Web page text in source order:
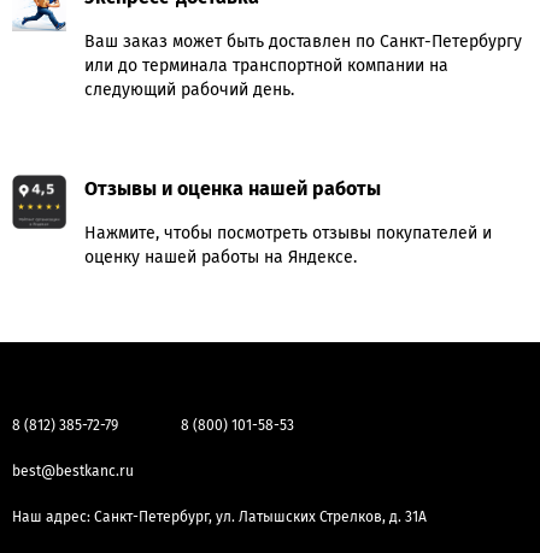
Ваш заказ может быть доставлен по Санкт-Петербургу
или до терминала транспортной компании на
следующий рабочий день.
Отзывы и оценка нашей работы
Нажмите, чтобы посмотреть отзывы покупателей и
оценку нашей работы на Яндексе.
8 (812) 385-72-79 8 (800) 101-58-53
best@bestkanc.ru
Наш адрес: Санкт-Петербург, ул. Латышских Стрелков, д. 31А